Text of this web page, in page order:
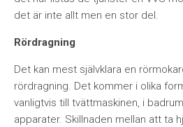
det är inte allt men en stor del.
Rördragning
Det kan mest självklara en
rördragning. Det kommer i olika
vanligtvis till tvättmaskinen, i
apparater. Skillnaden mellan att ta